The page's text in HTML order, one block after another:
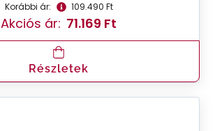
Korábbi ár: 109.490 Ft
Akciós ár: 71.169 Ft
Részletek